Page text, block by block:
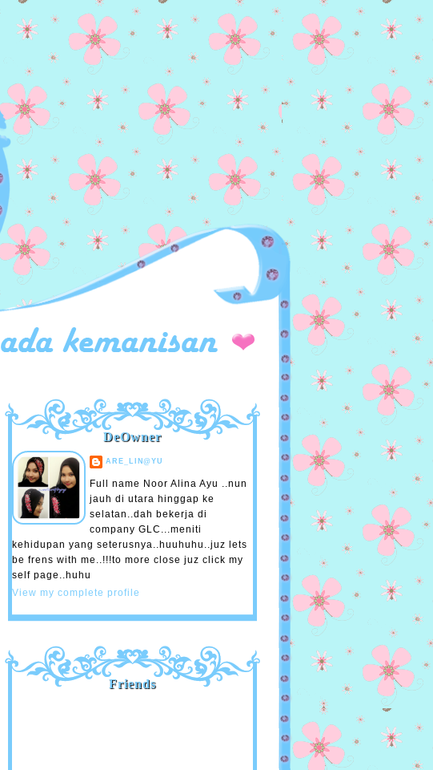
DeOwner
ARE_LIN@YU
Full name Noor Alina Ayu ..nun
jauh di utara hinggap ke
selatan..dah bekerja di
company GLC...meniti
kehidupan yang seterusnya..huuhuhu..juz lets
be frens with me..!!!to more close juz click my
self page..huhu
View my complete profile
Friends